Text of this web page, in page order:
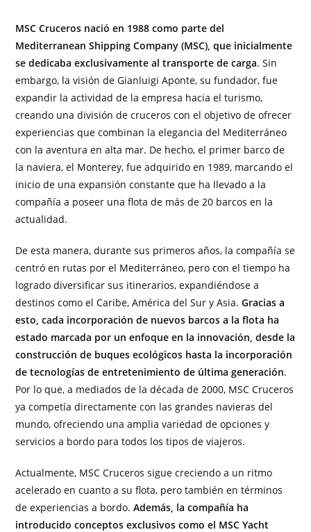
MSC Cruceros nació en 1988 como parte del
Mediterranean Shipping Company (MSC), que inicialmente
se dedicaba exclusivamente al transporte de carga. Sin
embargo, la visión de Gianluigi Aponte, su fundador, fue
expandir la actividad de la empresa hacia el turismo,
creando una división de cruceros con el objetivo de ofrecer
experiencias que combinan la elegancia del Mediterráneo
con la aventura en alta mar. De hecho, el primer barco de
la naviera, el Monterey, fue adquirido en 1989, marcando el
inicio de una expansión constante que ha llevado a la
compañía a poseer una flota de más de 20 barcos en la
actualidad.
De esta manera, durante sus primeros años, la compañía se
centró en rutas por el Mediterráneo, pero con el tiempo ha
logrado diversificar sus itinerarios, expandiéndose a
destinos como el Caribe, América del Sur y Asia.Gracias a
esto, cada incorporación de nuevos barcos a la flota ha
estado marcada por un enfoque en la innovación, desde la
construcción de buques ecológicos hasta la incorporación
de tecnologías de entretenimiento de última generación.
Por lo que, a mediados de la década de 2000, MSC Cruceros
ya competía directamente con las grandes navieras del
mundo, ofreciendo una amplia variedad de opciones y
servicios a bordo para todos los tipos de viajeros.
Actualmente, MSC Cruceros sigue creciendo a un ritmo
acelerado en cuanto a su flota, pero también en términos
de experiencias a bordo.Además, la compañía ha
introducido conceptos exclusivos como el MSC Yacht